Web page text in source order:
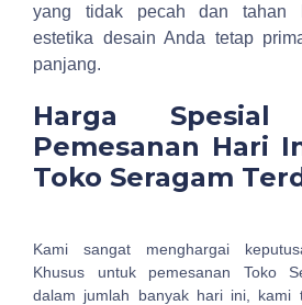
yang tidak pecah dan tahan
estetika desain Anda tetap
panjang.
Harga Spesial
Pemesanan Hari
Toko Seragam
Kami sangat menghargai
Khusus untuk pemesanan Toko
dalam jumlah banyak hari ini, kami